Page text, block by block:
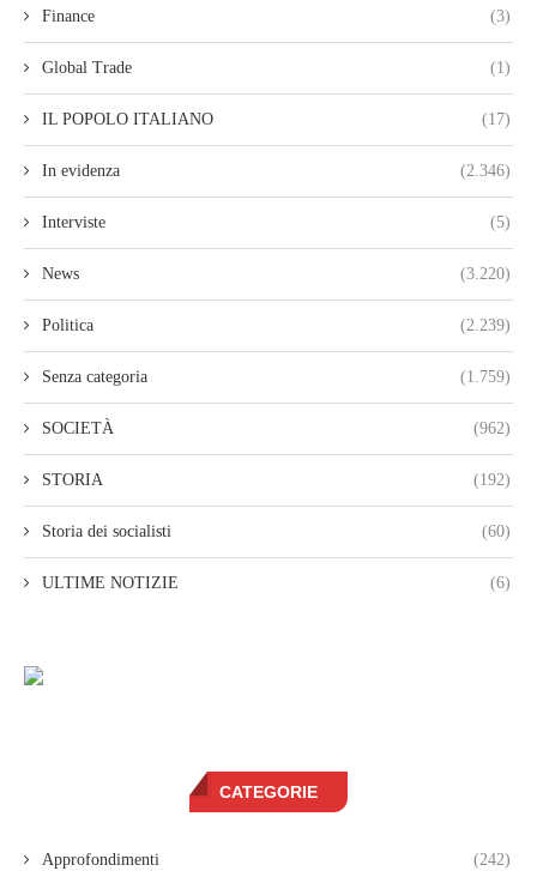
Finance (3)
Global Trade (1)
IL POPOLO ITALIANO (17)
In evidenza (2.346)
Interviste (5)
News (3.220)
Politica (2.239)
Senza categoria (1.759)
SOCIETÀ (962)
STORIA (192)
Storia dei socialisti (60)
ULTIME NOTIZIE (6)
CATEGORIE
Approfondimenti (242)